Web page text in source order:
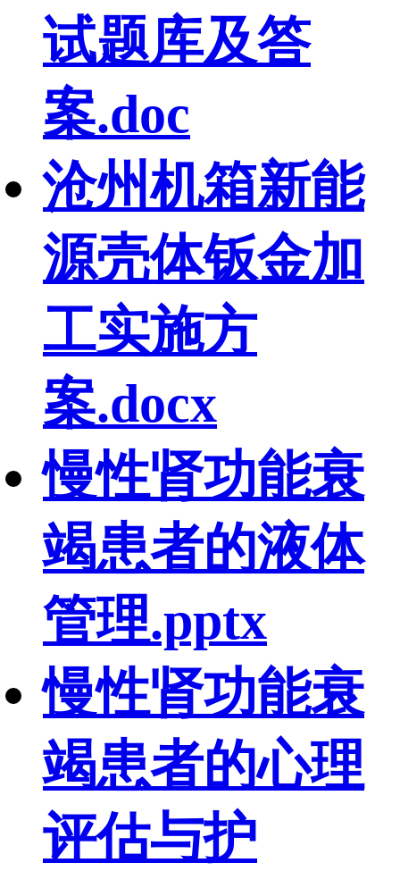
试题库及答
案.doc
沧州机箱新能
源壳体钣金加
工实施方
案.docx
慢性肾功能衰
竭患者的液体
管理.pptx
慢性肾功能衰
竭患者的心理
评估与护